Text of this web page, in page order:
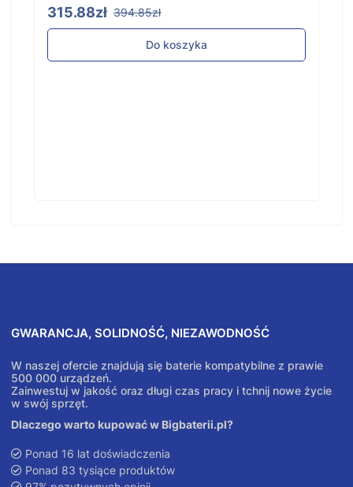
315.88zł 394.85zł
Do koszyka
GWARANCJA, SOLIDNOŚĆ, NIEZAWODNOŚĆ
W naszej ofercie znajdują się baterie kompatybilne z prawie
500 000 urządzeń.
Zainwestuj w jakość oraz długi czas pracy i tchnij nowe życie
w swój sprzęt.
Dlaczego warto kupować w Bigbaterii.pl?
Ponad 16 lat doświadczenia
Ponad 83 tysiące produktów